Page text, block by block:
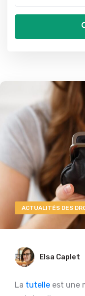
ACTUALITÉS DES
Elsa Caplet
La tutelle est une